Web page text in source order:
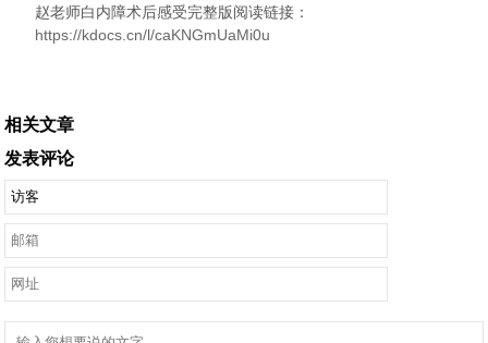
赵老师白内障术后感受完整版阅读链接：
https://kdocs.cn/l/caKNGmUaMi0u
相关文章
发表评论